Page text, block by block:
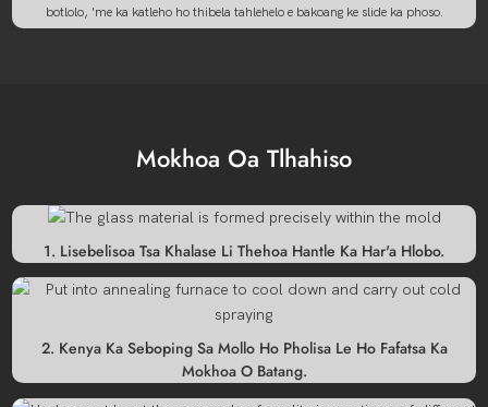
botlolo, 'me ka katleho ho thibela tahlehelo e bakoang ke slide ka phoso.
Mokhoa Oa Tlhahiso
1. Lisebelisoa Tsa Khalase Li Thehoa Hantle Ka Har'a Hlobo.
2. Kenya Ka Seboping Sa Mollo Ho Pholisa Le Ho Fafatsa Ka
Mokhoa O Batang.